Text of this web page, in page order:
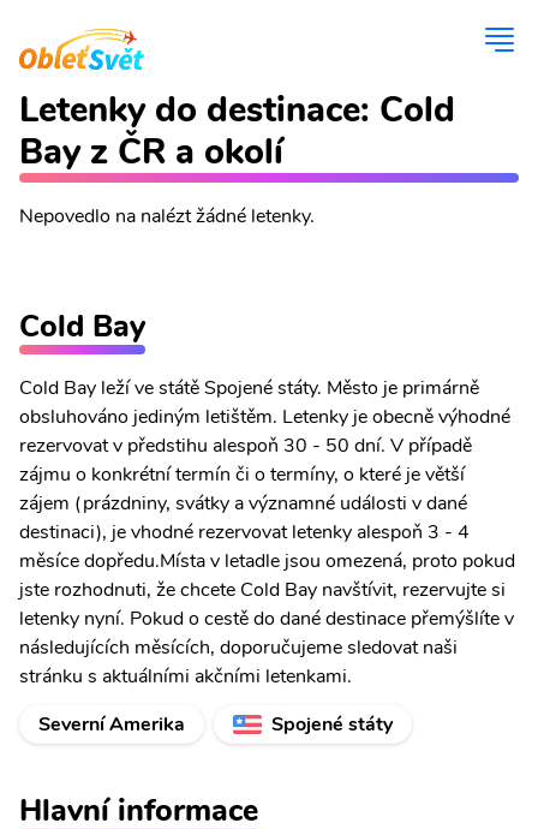
Letenky do destinace: Cold
Bay z ČR a okolí
Nepovedlo na nalézt žádné letenky.
Cold Bay
Cold Bay leží ve státě Spojené státy. Město je primárně
obsluhováno jediným letištěm. Letenky je obecně výhodné
rezervovat v předstihu alespoň 30 - 50 dní. V případě
zájmu o konkrétní termín či o termíny, o které je větší
zájem (prázdniny, svátky a významné události v dané
destinaci), je vhodné rezervovat letenky alespoň 3 - 4
měsíce dopředu.Místa v letadle jsou omezená, proto pokud
jste rozhodnuti, že chcete Cold Bay navštívit, rezervujte si
letenky nyní. Pokud o cestě do dané destinace přemýšlíte v
následujících měsících, doporučujeme sledovat naši
stránku s aktuálními akčními letenkami.
Severní Amerika
Spojené státy
Hlavní informace